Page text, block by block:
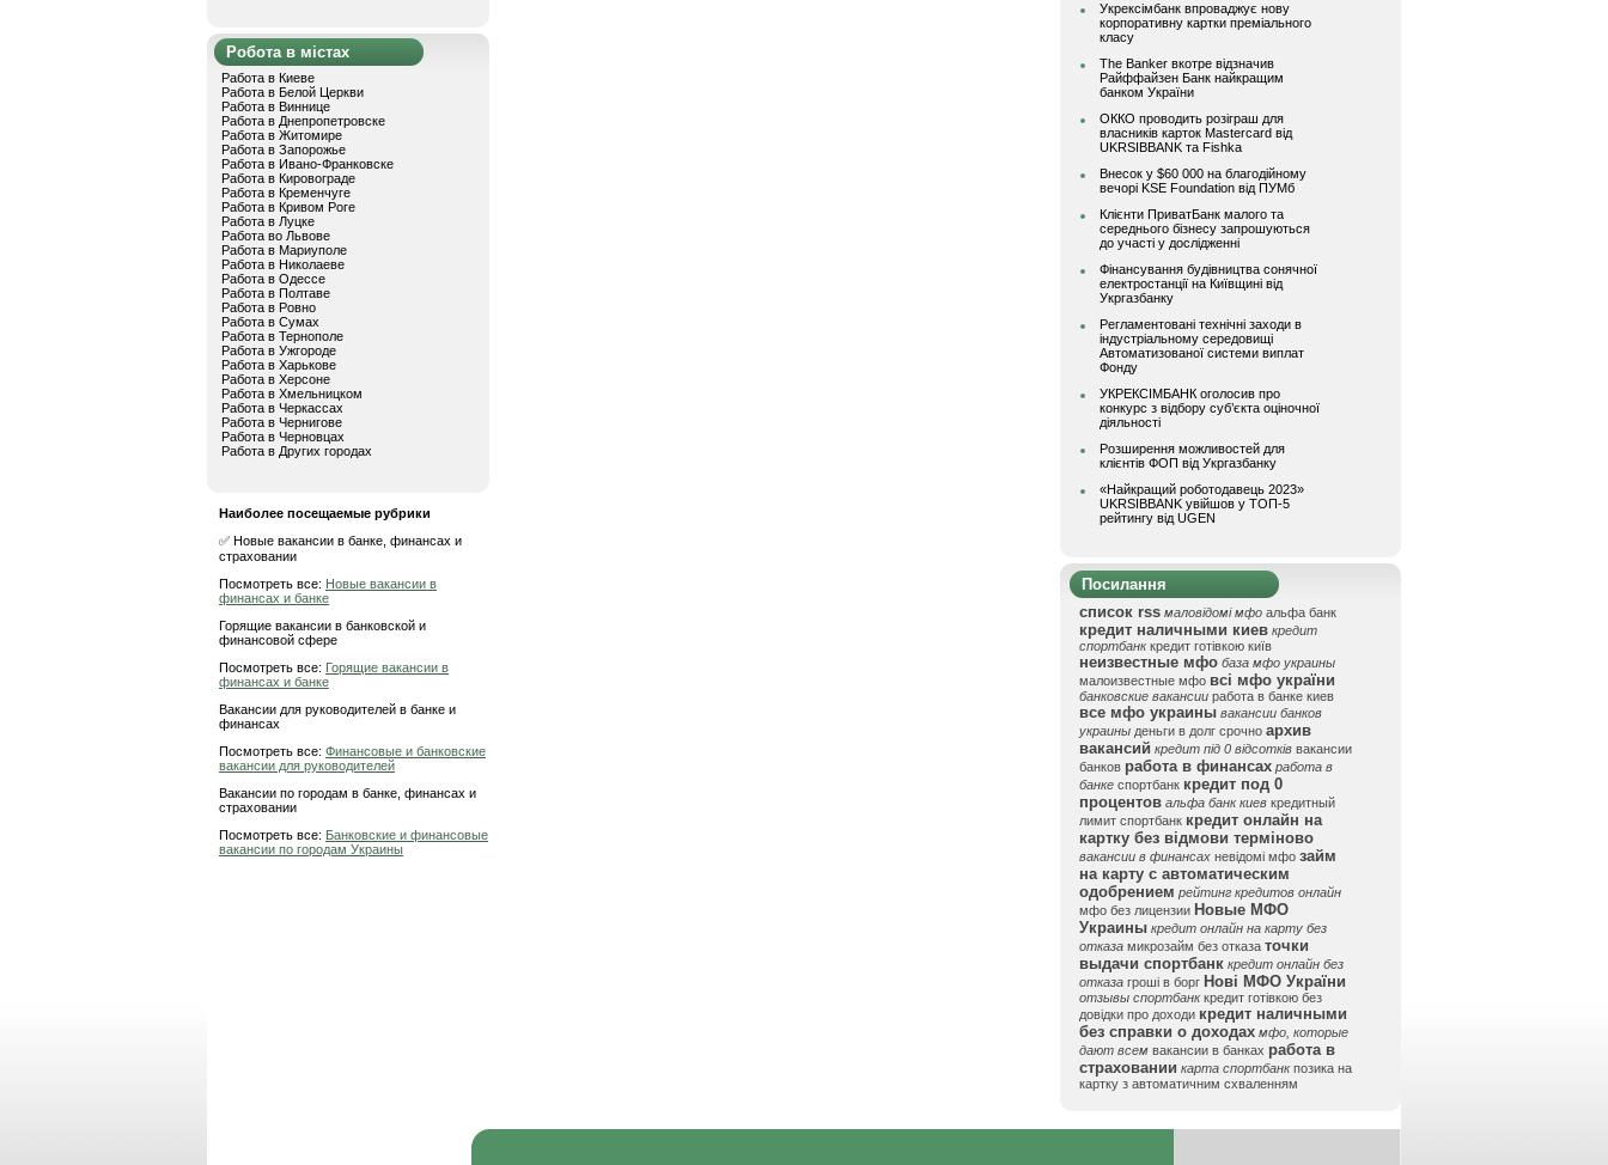
Робота в містах
Работа в Киеве
Работа в Белой Церкви
Работа в Виннице
Работа в Днепропетровске
Работа в Житомире
Работа в Запорожье
Работа в Ивано-Франковске
Работа в Кировограде
Работа в Кременчуге
Работа в Кривом Роге
Работа в Луцке
Работа во Львове
Работа в Мариуполе
Работа в Николаеве
Работа в Одессе
Работа в Полтаве
Работа в Ровно
Работа в Сумах
Работа в Тернополе
Работа в Ужгороде
Работа в Харькове
Работа в Херсоне
Работа в Хмельницком
Работа в Черкассах
Работа в Чернигове
Работа в Черновцах
Работа в Других городах
Наиболее посещаемые рубрики
✅ Новые вакансии в банке, финансах и
страховании
Посмотреть все: Новые вакансии в
финансах и банке
Горящие вакансии в банковской и
финансовой сфере
Посмотреть все: Горящие вакансии в
финансах и банке
Вакансии для руководителей в банке и
финансах
Посмотреть все: Финансовые и банковские
вакансии для руководителей
Вакансии по городам в банке, финансах и
страховании
Посмотреть все: Банковские и финансовые
вакансии по городам Украины
Укрексімбанк впроваджує нову
корпоративну картки преміального
класу
The Banker вкотре відзначив
Райффайзен Банк найкращим
банком України
ОККО проводить розіграш для
власників карток Mastercard від
UKRSIBBANK та Fishka
Внесок у $60 000 на благодійному
вечорі KSE Foundation від ПУМб
Клієнти ПриватБанк малого та
середнього бізнесу запрошуються
до участі у дослідженні
Фінансування будівництва сонячної
електростанції на Київщині від
Укргазбанку
Регламентовані технічні заходи в
індустріальному середовищі
Автоматизованої системи виплат
Фонду
УКРЕКСІМБАНК оголосив про
конкурс з відбору суб’єкта оціночної
діяльності
Розширення можливостей для
клієнтів ФОП від Укргазбанку
«Найкращий роботодавець 2023»
UKRSIBBANK увійшов у ТОП-5
рейтингу від UGEN
Посилання
список rss маловідомі мфо альфа банк
кредит наличными киев кредит
спортбанк кредит готівкою київ
неизвестные мфо база мфо украины
малоизвестные мфо всі мфо україни
банковские вакансии работа в банке киев
все мфо украины вакансии банков
украины деньги в долг срочно архив
вакансий кредит під 0 відсотків вакансии
банков работа в финансах работа в
банке спортбанк кредит под 0
процентов альфа банк киев кредитный
лимит спортбанк кредит онлайн на
картку без відмови терміново
вакансии в финансах невідомі мфо займ
на карту с автоматическим
одобрением рейтинг кредитов онлайн
мфо без лицензии Новые МФО
Украины кредит онлайн на карту без
отказа микрозайм без отказа точки
выдачи спортбанк кредит онлайн без
отказа гроші в борг Нові МФО України
отзывы спортбанк кредит готівкою без
довідки про доходи кредит наличными
без справки о доходах мфо, которые
дают всем вакансии в банках работа в
страховании карта спортбанк позика на
картку з автоматичним схваленням